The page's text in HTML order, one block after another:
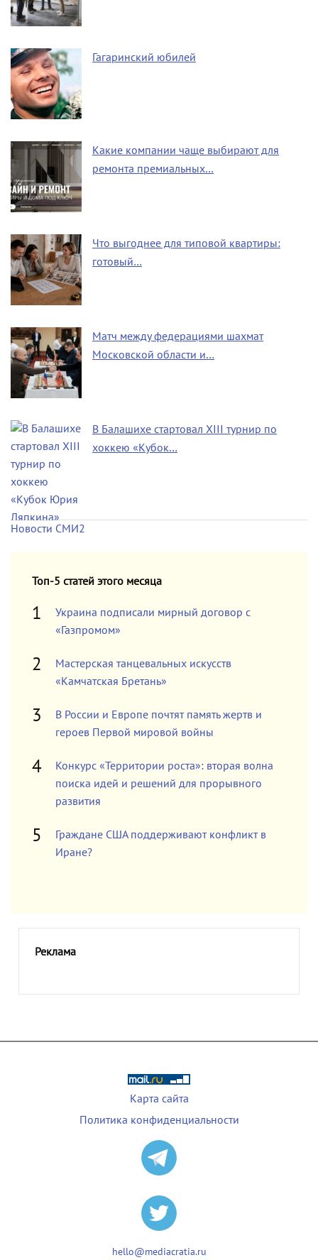
Гагаринский юбилей
Какие компании чаще выбирают для
ремонта премиальных…
Что выгоднее для типовой квартиры:
готовый…
Матч между федерациями шахмат
Московской области и…
В Балашихе стартовал XIII турнир по
хоккею «Кубок…
Новости СМИ2
Топ-5 статей этого месяца
Украина подписали мирный договор с
«Газпромом»
Мастерская танцевальных искусств
«Камчатская Бретань»
В России и Европе почтят память жертв и
героев Первой мировой войны
Конкурс «Территории роста»: вторая волна
поиска идей и решений для прорывного
развития
Граждане США поддерживают конфликт в
Иране?
Реклама
Карта сайта
Политика конфиденциальности
hello@mediacratia.ru